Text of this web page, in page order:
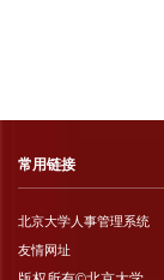
常用链接
北京大学人事管理系统
友情网址